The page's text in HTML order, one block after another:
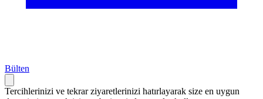
Bülten
Tercihlerinizi ve tekrar ziyaretlerinizi hatırlayarak size en uygun